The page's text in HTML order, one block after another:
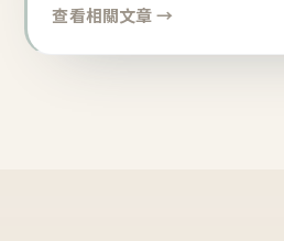
查看相關文章 →